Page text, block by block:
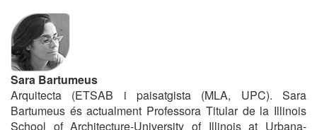
Sara Bartumeus
Arquitecta (ETSAB i paisatgista (MLA, UPC). Sara
Bartumeus és actualment Professora Titular de la Illinois
School of Architecture-University of Illinois at Urbana-